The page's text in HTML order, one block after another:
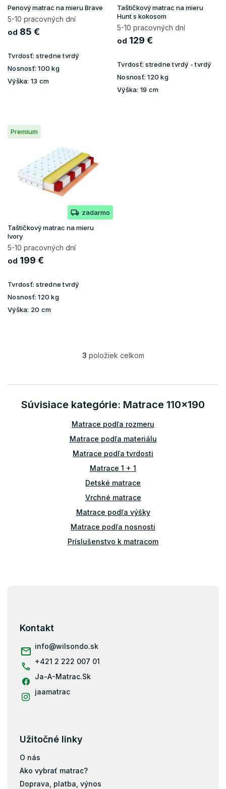
u
k
t
v
Penový matrac na mieru Brave
5-10 pracovných dní
od 85 €
Tvrdosť: stredne tvrdý
Nosnosť: 100 kg
Výška: 13 cm
Taštičkový matrac na mieru
Hunt s kokosom
5-10 pracovných dní
od 129 €
Tvrdosť: stredne tvrdý - tvrdý
Nosnosť: 120 kg
Výška: 19 cm
Premium
zadarmo
Taštičkový matrac na mieru
Ivory
5-10 pracovných dní
od 199 €
Tvrdosť: stredne tvrdý
Nosnosť: 120 kg
Výška: 20 cm
O
á
a
i
e
p
r
v
k
y
v
ý
p
i
s
u
3 položiek celkom
Súvisiace kategórie: Matrace 110x190
Matrace podľa rozmeru
Matrace podľa materiálu
Matrace podľa tvrdosti
Matrace 1 + 1
Detské matrace
Vrchné matrace
Matrace podľa výšky
Matrace podľa nosnosti
Príslušenstvo k matracom
Matrace 120x180
Matrace 120x190
Matrace 130x190
Matrace 160x180
Matrace 160x190
Kontakt
info@wilsondo.sk
+421 2 222 007 01
Ja-A-Matrac.Sk
jaamatrac
Užitočné linky
O nás
Ako vybrať matrac?
Doprava, platba, výnos